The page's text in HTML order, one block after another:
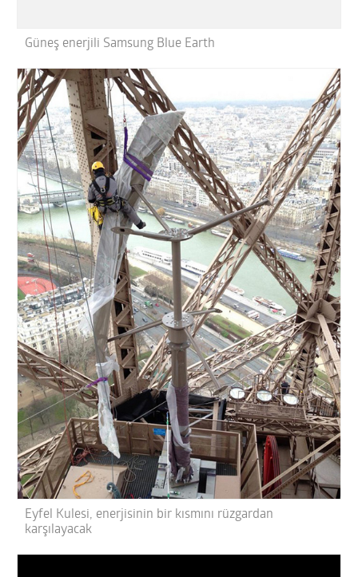
Güneş enerjili Samsung Blue Earth
Eyfel Kulesi, enerjisinin bir kısmını rüzgardan
karşılayacak